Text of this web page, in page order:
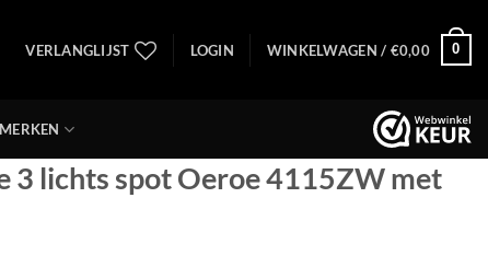
VERLANGLIJST LOGIN WINKELWAGEN / €0,00 0
MERKEN
3 lichts spot Oeroe 4115ZW met